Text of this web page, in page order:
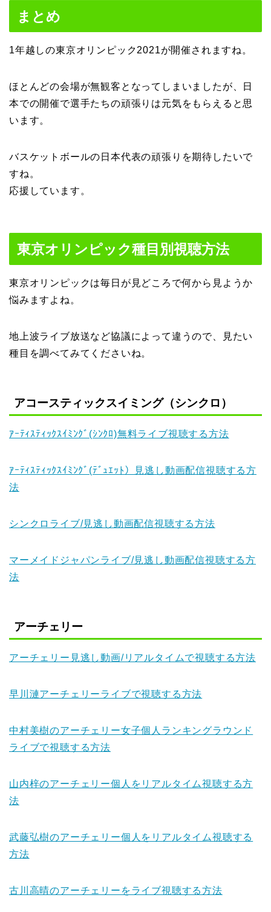
まとめ
1年越しの東京オリンピック2021が開催されますね。
ほとんどの会場が無観客となってしまいましたが、日
本での開催で選手たちの頑張りは元気をもらえると思
います。
バスケットボールの日本代表の頑張りを期待したいで
すね。
応援しています。
東京オリンピック種目別視聴方法
東京オリンピックは毎日が見どころで何から見ようか
悩みますよね。
地上波ライブ放送など協議によって違うので、見たい
種目を調べてみてくださいね。
アコースティックスイミング（シンクロ）
ｱｰﾃｨｽﾃｨｯｸｽｲﾐﾝｸﾞ(ｼﾝｸﾛ)無料ライブ視聴する方法
ｱｰﾃｨｽﾃｨｯｸｽｲﾐﾝｸﾞ(ﾃﾞｭｴｯﾄ）見逃し動画配信視聴する方
法
シンクロライブ/見逃し動画配信視聴する方法
マーメイドジャパンライブ/見逃し動画配信視聴する方
法
アーチェリー
アーチェリー見逃し動画/リアルタイムで視聴する方法
早川漣アーチェリーライブで視聴する方法
中村美樹のアーチェリー女子個人ランキングラウンド
ライブで視聴する方法
山内梓のアーチェリー個人をリアルタイム視聴する方
法
武藤弘樹のアーチェリー個人をリアルタイム視聴する
方法
古川高晴のアーチェリーをライブ視聴する方法